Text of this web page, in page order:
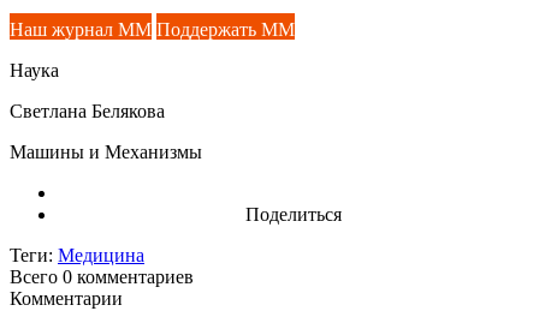
Наш журнал ММ Поддержать ММ
Наука
Светлана Белякова
Машины и Механизмы
Поделиться
Теги: Медицина
Всего 0 комментариев
Комментарии